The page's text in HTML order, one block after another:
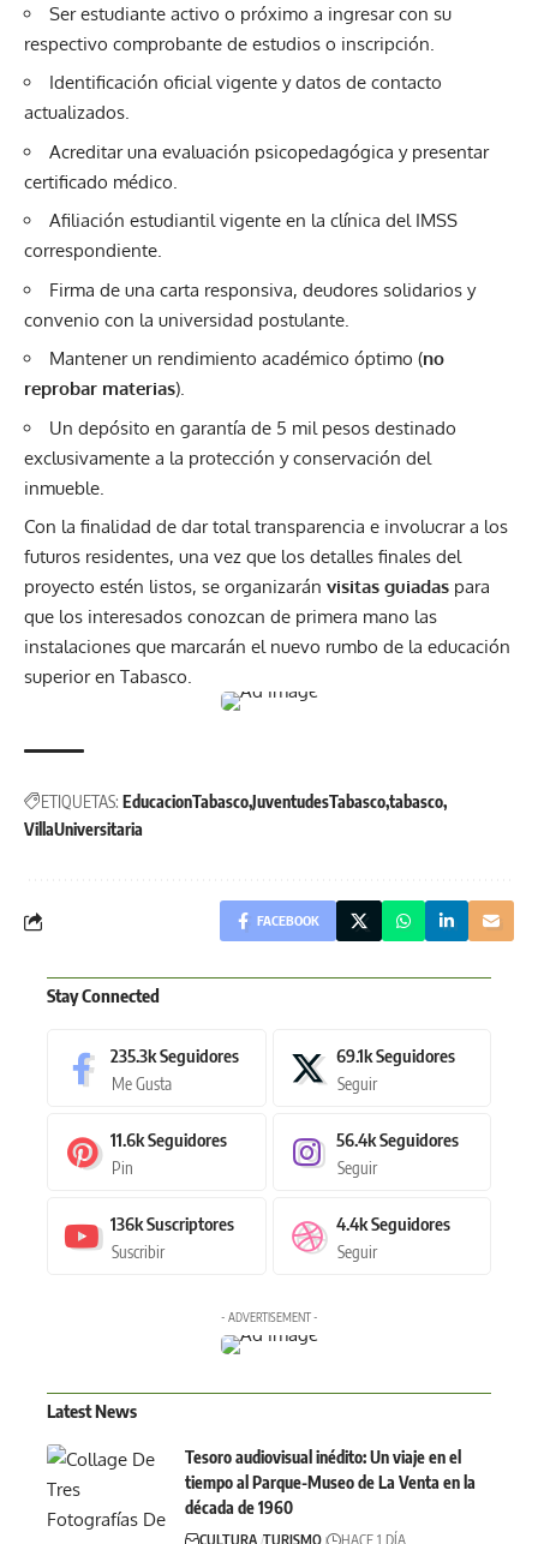
Ser estudiante activo o próximo a ingresar con su
respectivo comprobante de estudios o inscripción.
Identificación oficial vigente y datos de contacto
actualizados.
Acreditar una evaluación psicopedagógica y presentar
certificado médico.
Afiliación estudiantil vigente en la clínica del IMSS
correspondiente.
Firma de una carta responsiva, deudores solidarios y
convenio con la universidad postulante.
Mantener un rendimiento académico óptimo (no
reprobar materias).
Un depósito en garantía de 5 mil pesos destinado
exclusivamente a la protección y conservación del
inmueble.
Con la finalidad de dar total transparencia e involucrar a los
futuros residentes, una vez que los detalles finales del
proyecto estén listos, se organizarán visitas guiadas para
que los interesados conozcan de primera mano las
instalaciones que marcarán el nuevo rumbo de la educación
superior en Tabasco.
ETIQUETAS: EducacionTabascoJuventudesTabascotabasco
VillaUniversitaria
FACEBOOK
Stay Connected
235.3kSeguidores
Me Gusta
69.1kSeguidores
Seguir
11.6kSeguidores
Pin
56.4kSeguidores
Seguir
136kSuscriptores
Suscribir
4.4kSeguidores
Seguir
- ADVERTISEMENT -
Latest News
Tesoro audiovisual inédito: Un viaje en el
tiempo al Parque-Museo de La Venta en la
década de 1960
CULTURA TURISMO HACE 1 DÍA